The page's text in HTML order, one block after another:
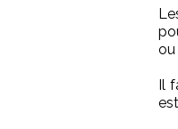
ou
Il